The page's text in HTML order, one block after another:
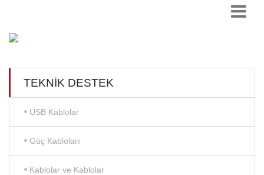
TEKNIK DESTEK
USB Kablolar
Güç Kabloları
Kablolar ve Kablolar